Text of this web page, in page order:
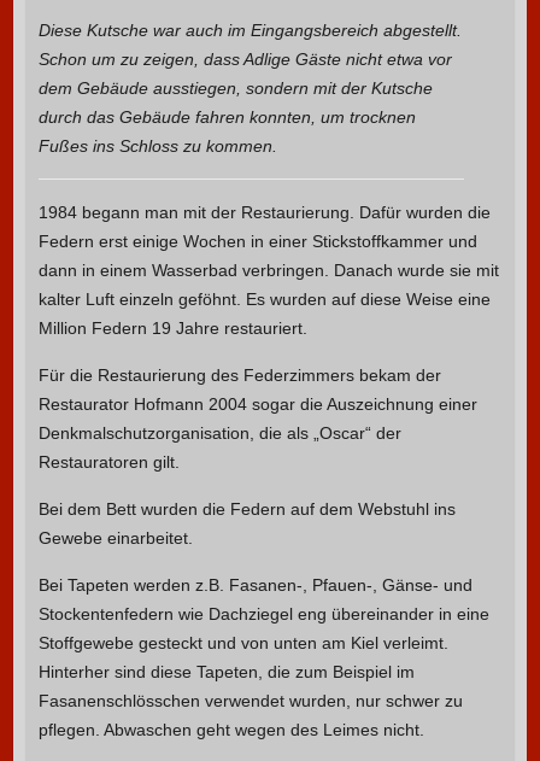
Diese Kutsche war auch im Eingangsbereich abgestellt.
Schon um zu zeigen, dass Adlige Gäste nicht etwa vor
dem Gebäude ausstiegen, sondern mit der Kutsche
durch das Gebäude fahren konnten, um trocknen
Fußes ins Schloss zu kommen.
1984 begann man mit der Restaurierung. Dafür wurden die
Federn erst einige Wochen in einer Stickstoffkammer und
dann in einem Wasserbad verbringen. Danach wurde sie mit
kalter Luft einzeln geföhnt. Es wurden auf diese Weise eine
Million Federn 19 Jahre restauriert.
Für die Restaurierung des Federzimmers bekam der
Restaurator Hofmann 2004 sogar die Auszeichnung einer
Denkmalschutzorganisation, die als „Oscar“ der
Restauratoren gilt.
Bei dem Bett wurden die Federn auf dem Webstuhl ins
Gewebe einarbeitet.
Bei Tapeten werden z.B. Fasanen-, Pfauen-, Gänse- und
Stockentenfedern wie Dachziegel eng übereinander in eine
Stoffgewebe gesteckt und von unten am Kiel verleimt.
Hinterher sind diese Tapeten, die zum Beispiel im
Fasanenschlösschen verwendet wurden, nur schwer zu
pflegen. Abwaschen geht wegen des Leimes nicht.